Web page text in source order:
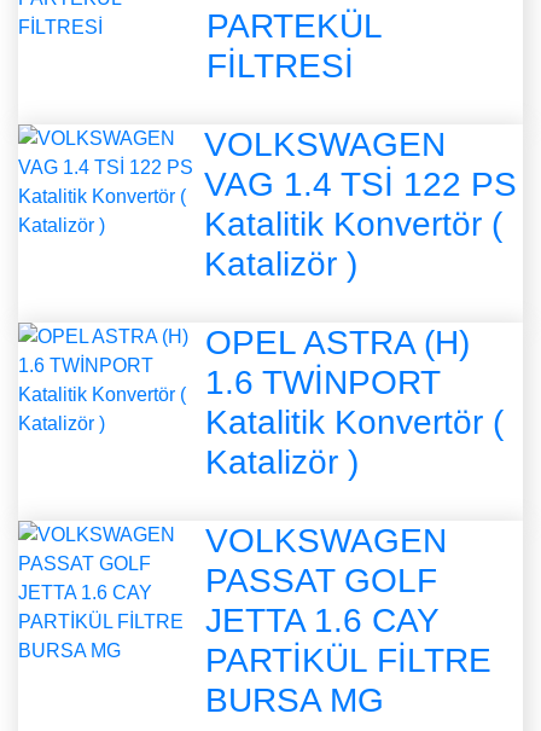
PARTEKÜL
FİLTRESİ
VOLKSWAGEN
VAG 1.4 TSİ 122 PS
Katalitik Konvertör (
Katalizör )
OPEL ASTRA (H)
1.6 TWİNPORT
Katalitik Konvertör (
Katalizör )
VOLKSWAGEN
PASSAT GOLF
JETTA 1.6 CAY
PARTİKÜL FİLTRE
BURSA MG